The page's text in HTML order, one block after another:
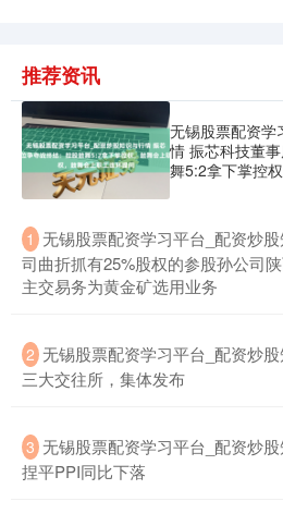
推荐资讯
无锡股票配资学
情 振芯科技董
舞5:2拿下掌控
1 无锡股票配资学习平台_配资炒
司曲折抓有25%股权的参股孙公司
主交易务为黄金矿选用业务
2 无锡股票配资学习平台_配资炒
三大交往所，集体发布
3 无锡股票配资学习平台_配资炒
捏平PPI同比下落